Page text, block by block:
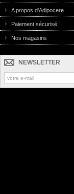
A propos d'Adipocere
Paiement sécurisé
Nos magasins
NEWSLETTER